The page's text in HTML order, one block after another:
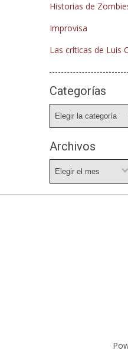
Historias de
Improvisa
Las críticas de Luis
Categorías
Archivos